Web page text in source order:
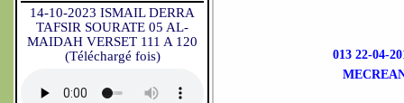
14-10-2023 ISMAIL DERRA
TAFSIR SOURATE 05 AL-
MAIDAH VERSET 111 A 120
(Téléchargé fois)
013 22-04-